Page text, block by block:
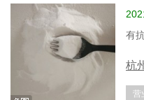
有
杭
营